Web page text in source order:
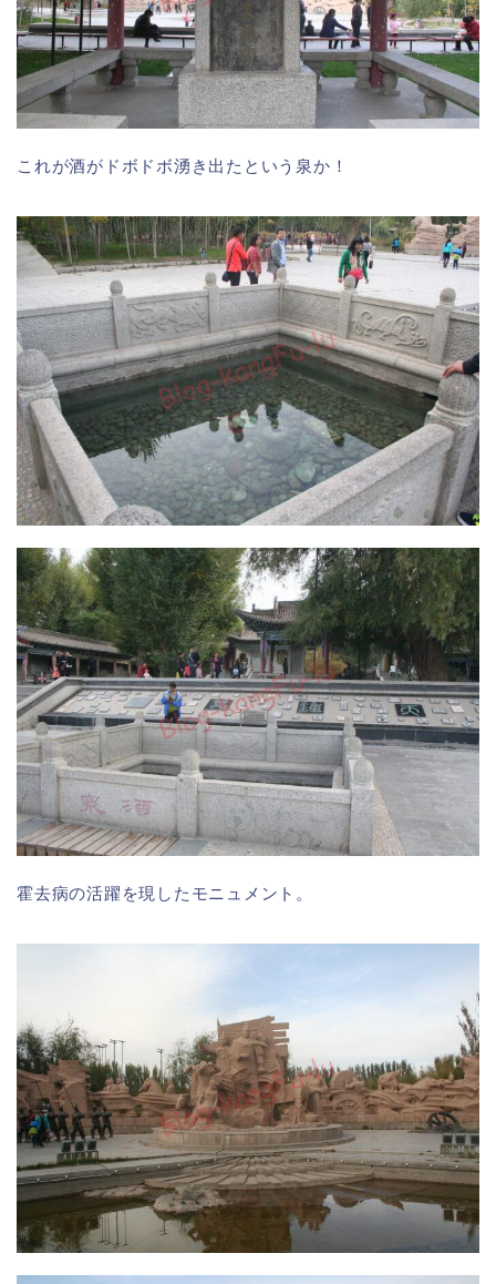
これが酒がドボドボ湧き出たという泉か！
霍去病の活躍を現したモニュメント。